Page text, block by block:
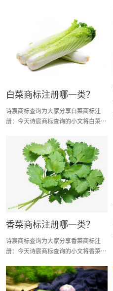
白菜商标注册哪一类？
诗宸商标查询为大家分享白菜商标注
册：今天诗宸商标查询的小文将白菜商
用、商标注册多久、商标注册资料和商
标注册证书有效期等资料整理出来。
香菜商标注册哪一类？
诗宸商标查询为大家分享香菜商标注
册：今天诗宸商标查询的小文将香菜商
用、商标注册多久、商标注册资料和商
标注册证书有效期等资料整理出来。